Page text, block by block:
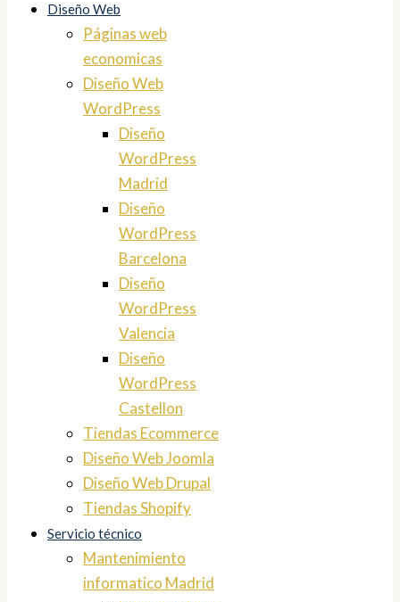
Diseño Web
Páginas web
economicas
Diseño Web
WordPress
Diseño
WordPress
Madrid
Diseño
WordPress
Barcelona
Diseño
WordPress
Valencia
Diseño
WordPress
Castellon
Tiendas Ecommerce
Diseño Web Joomla
Diseño Web Drupal
Tiendas Shopify
Servicio técnico
Mantenimiento
informatico Madrid